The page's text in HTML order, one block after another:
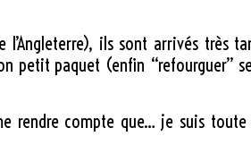
ils sont arrivés très
petit paquet (enfin “refourguer”
rendre compte que… je suis toute